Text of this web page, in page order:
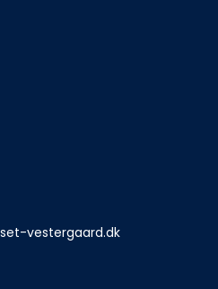
vestergaard.dk